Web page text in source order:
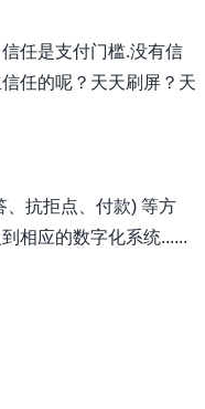
任是支付门槛.没有信
任的呢？天天刷屏？天
抗拒点、付款) 等方
相应的数字化系统......